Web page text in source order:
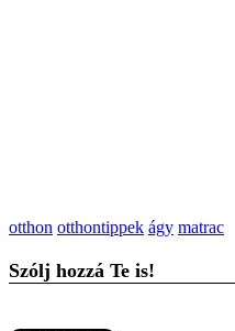
otthon otthontippek ágy matrac
Szólj hozzá Te is!